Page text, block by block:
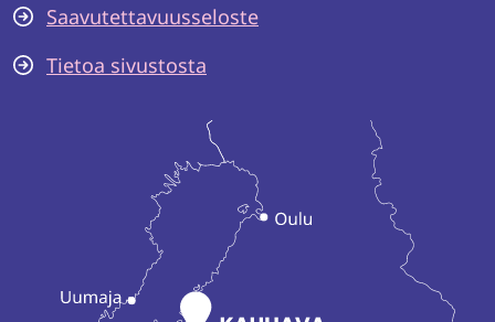
Saavutettavuusseloste
Tietoa sivustosta